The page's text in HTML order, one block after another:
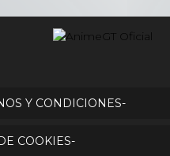
Y CONDICIONES-
COOKIES-